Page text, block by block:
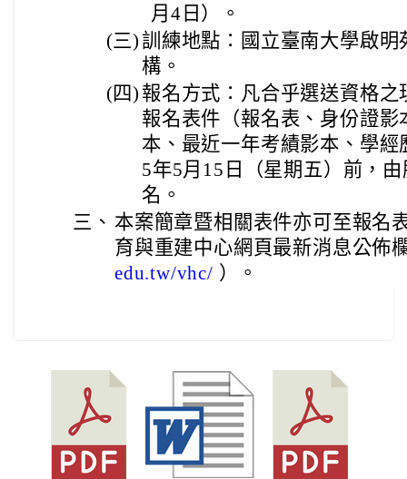
月4日）。
(三)訓練地點：國立臺南大學啟
構。
(四) 報名方式：凡合乎選送資格
報名表件（報名表、身份證
本、最近一年考績影本、學
5年5月15日（星期五）前，
名。
三、 本案簡章暨相關表件亦可至報名
育與重建中心網頁最新消息公佈
edu.tw/vhc/ ）。